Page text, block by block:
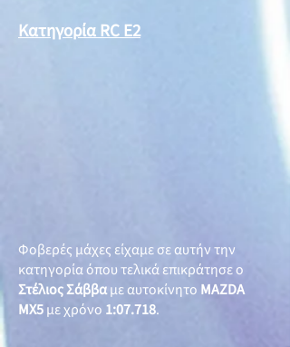
Κατηγορία RC E2
Φοβερές μάχες είχαμε σε αυτήν την
κατηγορία όπου τελικά επικράτησε ο
Στέλιος Σάββαμε αυτοκίνητο MAZDA
MX5με χρόνο 1:07.718.